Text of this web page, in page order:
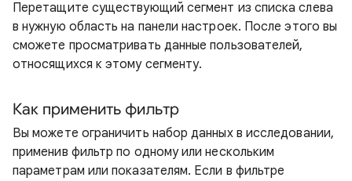
Перетащите существующий сегмент из списка слева
в нужную область на панели настроек. После этого вы
сможете просматривать данные пользователей,
относящихся к этому сегменту.
Как применить фильтр
Вы можете ограничить набор данных в исследовании,
применив фильтр по одному или нескольким
параметрам или показателям. Если в фильтре